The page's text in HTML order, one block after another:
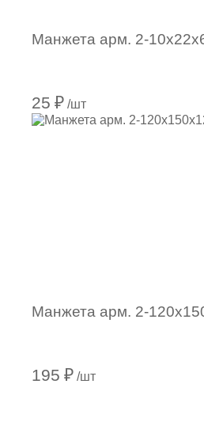
Манжета арм. 2-
25 ₽ /шт
Манжета арм. 2-
195 ₽ /шт